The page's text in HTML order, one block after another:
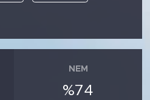
NEM
%74